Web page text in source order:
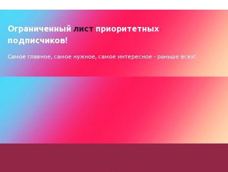
Ограниченный лист приоритетных
подписчиков!
Самое главное, самое нужное, самое интересное - раньше всех!